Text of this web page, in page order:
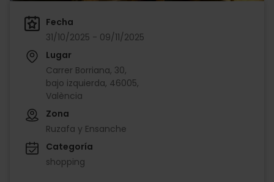
Fecha
31/10/2025 - 09/11/2025
Lugar
Carrer Borriana, 30,
bajo izquierda, 46005,
València
Zona
Ruzafa y Ensanche
Categoría
shopping